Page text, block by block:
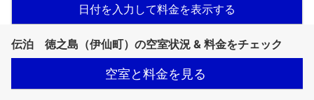
日付を入力して料金を表示する
伝泊 徳之島（伊仙町）の空室状況 & 料金をチェック
空室と料金を見る